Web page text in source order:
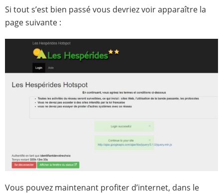
Si tout s’est bien passé vous devriez voir apparaître la
page suivante :
Vous pouvez maintenant profiter d’internet, dans le